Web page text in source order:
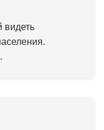
видеть